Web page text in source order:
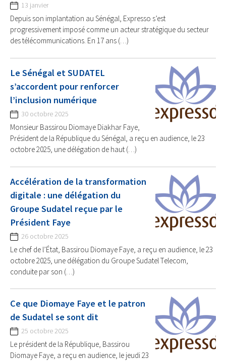
13 janvier
Depuis son implantation au Sénégal, Expresso s’est
progressivement imposé comme un acteur stratégique du secteur
des télécommunications. En 17 ans (…)
Le Sénégal et SUDATEL
s’accordent pour renforcer
l’inclusion numérique
30 octobre 2025
Monsieur Bassirou Diomaye Diakhar Faye,
Président de la République du Sénégal, a reçu en audience, le 23
octobre 2025, une délégation de haut (…)
Accélération de la transformation
digitale : une délégation du
Groupe Sudatel reçue par le
Président Faye
26 octobre 2025
Le chef de l’État, Bassirou Diomaye Faye, a reçu en audience, le 23
octobre 2025, une délégation du Groupe Sudatel Telecom,
conduite par son (…)
Ce que Diomaye Faye et le patron
de Sudatel se sont dit
25 octobre 2025
Le président de la République, Bassirou
Diomaye Faye, a reçu en audience, le jeudi 23